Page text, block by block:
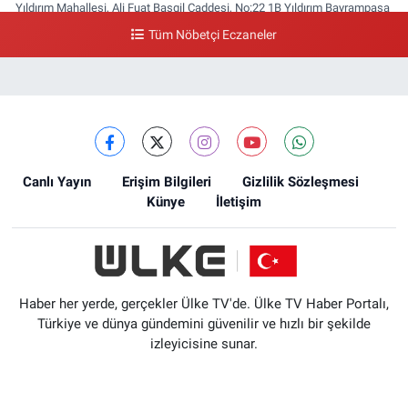
Yıldırım Mahallesi, Ali Fuat Başgil Caddesi, No:22 1B Yıldırım Bayrampaşa
Tüm Nöbetçi Eczaneler
Canlı Yayın Erişim Bilgileri
Gizlilik Sözleşmesi
Künye
İletişim
Haber her yerde, gerçekler Ülke TV'de. Ülke TV Haber Portalı,
Türkiye ve dünya gündemini güvenilir ve hızlı bir şekilde
izleyicisine sunar.